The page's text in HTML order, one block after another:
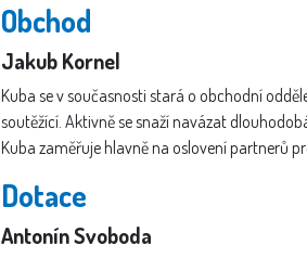
Obchod
Jakub Kornel
Kuba se v současnosti stará o obchodní
soutěžící. Aktivně se snaží navázat
Kuba zaměřuje hlavně na oslovení partnerů
Dotace
Antonín Svoboda